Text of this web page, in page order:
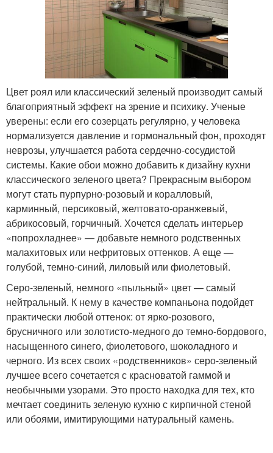
Цвет роял или классический зеленый производит самый
благоприятный эффект на зрение и психику. Ученые
уверены: если его созерцать регулярно, у человека
нормализуется давление и гормональный фон, проходят
неврозы, улучшается работа сердечно-сосудистой
системы. Какие обои можно добавить к дизайну кухни
классического зеленого цвета? Прекрасным выбором
могут стать пурпурно-розовый и коралловый,
карминный, персиковый, желтовато-оранжевый,
абрикосовый, горчичный. Хочется сделать интерьер
«попрохладнее» — добавьте немного родственных
малахитовых или нефритовых оттенков. А еще —
голубой, темно-синий, лиловый или фиолетовый.
Серо-зеленый, немного «пыльный» цвет — самый
нейтральный. К нему в качестве компаньона подойдет
практически любой оттенок: от ярко-розового,
брусничного или золотисто-медного до темно-бордового,
насыщенного синего, фиолетового, шоколадного и
черного. Из всех своих «родственников» серо-зеленый
лучшее всего сочетается с красноватой гаммой и
необычными узорами. Это просто находка для тех, кто
мечтает соединить зеленую кухню с кирпичной стеной
или обоями, имитирующими натуральный камень.